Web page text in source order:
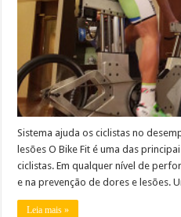
Sistema ajuda os ciclistas no
lesões O Bike Fit é uma das
ciclistas. Em qualquer nível de
e na prevenção de dores e lesões.
Leia mais »